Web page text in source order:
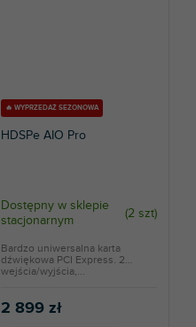
🔥 WYPRZEDAŻ SEZONOWA
HDSPe AIO Pro
Dostępny w sklepie
stacjonarnym
(2 szt)
2 899 zł
Bardzo uniwersalna karta
dźwiękowa PCI Express. 2
wejścia/wyjścia,...